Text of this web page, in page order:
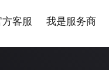
方客服 我是服务商